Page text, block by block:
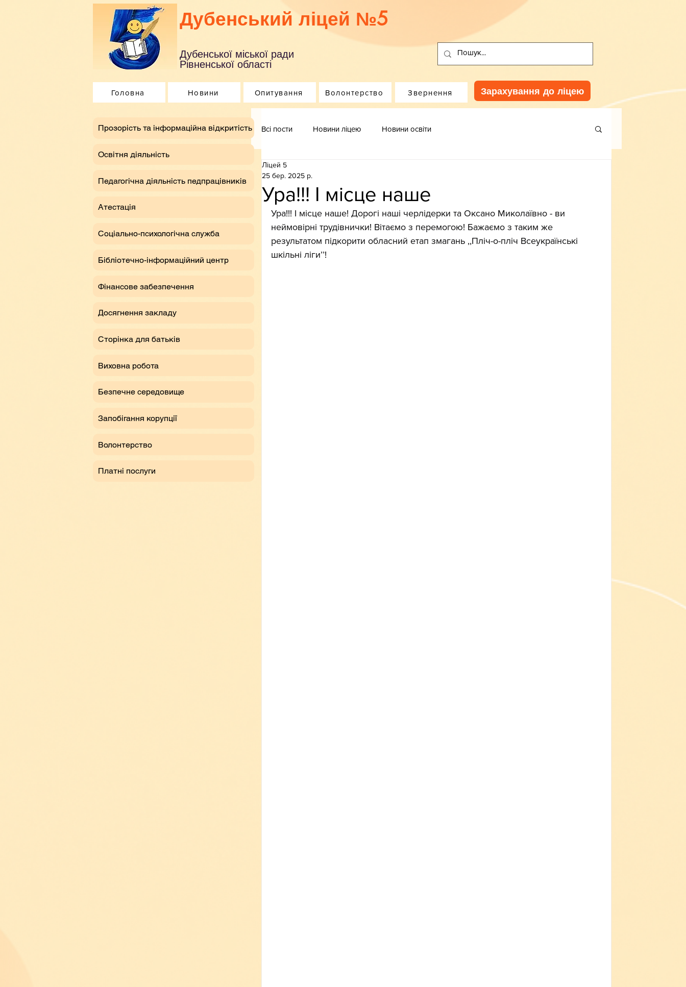
Дубенський ліцей №5
Дубенської міської ради
Рівненської області
Головна Новини Опитування Волонтерство Звернення Зарахування до ліцею
Всі пости Новини ліцею Новини освіти
Ура!!! І місце наше
Ліцей 5
25 бер. 2025 р.
Ура!!! І місце наше! Дорогі наші черлідерки та Оксано Миколаївно - ви
неймовірні трудівнички! Вітаємо з перемогою! Бажаємо з таким же
результатом підкорити обласний етап змагань ,,Пліч-о-пліч Всеукраїнські
шкільні лігиʼʼ!
​Прозорість та інформаційна відкритість
Освітня діяльність
Педагогічна діяльність педпрацівників
Атестація
Соціально-психологічна служба
Бібліотечно-інформаційний центр
Фінансове забезпечення
Досягнення закладу
Сторінка для батьків
Виховна робота
Безпечне середовище
Запобігання корупції
Волонтерство
Платні послуги